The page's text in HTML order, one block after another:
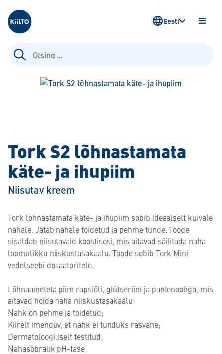
Kiilto Estonia
Otsi:
AVA
Eesti
Tork S2 lõhnastamata
käte- ja ihupiim
Niisutav kreem
Tork lõhnastamata käte- ja ihupiim sobib ideaalselt kuivale
nahale. Jätab nahale toidetud ja pehme tunde. Toode
sisaldab niisutavaid koostisosi, mis aitavad säilitada naha
loomulikku niiskustasakaalu. Toode sobib Tork Mini
vedelseebi dosaatoritele.
Lõhnaaineteta piim rapsiõli, glütseriini ja pantenooliga, mis
aitavad hoida naha niiskustasakaalu;
Nahk on pehme ja toidetud;
Kiirelt imenduv, et nahk ei tunduks rasvane;
Dermatoloogiliselt testitud;
Nahasõbralik pH-tase;